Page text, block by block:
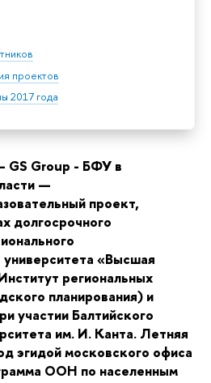
проектов
2017 года
Group - БФУ в
—
проект,
долгосрочного
«Высшая
региональных
планирования) и
участии Балтийского
им. И. Канта. Летняя
эгидой московского офиса
ООН по населенным